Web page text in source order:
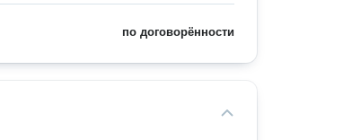
по договорённости